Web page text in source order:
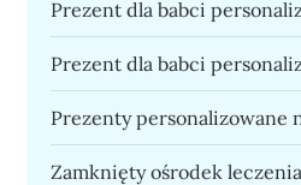
Prezent dla babci
Prezent dla babci
Prezenty personalizowane
Zamknięty ośrodek